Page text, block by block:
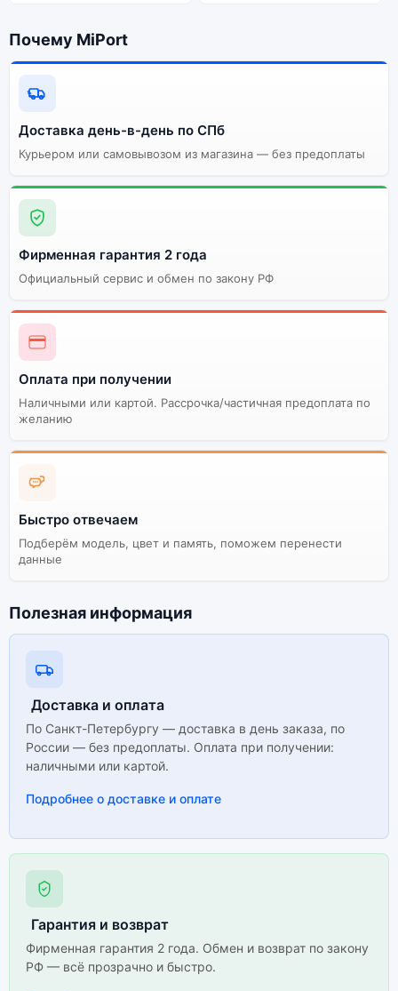
Почему MiPort
Доставка день-в-день по СПб
Курьером или самовывозом из магазина — без предоплаты
Фирменная гарантия 2 года
Официальный сервис и обмен по закону РФ
Оплата при получении
Наличными или картой. Рассрочка/частичная предоплата по
желанию
Быстро отвечаем
Подберём модель, цвет и память, поможем перенести
данные
Полезная информация
Доставка и оплата
По Санкт-Петербургу — доставка в день заказа, по
России — без предоплаты. Оплата при получении:
наличными или картой.
Подробнее о доставке и оплате
Гарантия и возврат
Фирменная гарантия 2 года. Обмен и возврат по закону
РФ — всё прозрачно и быстро.